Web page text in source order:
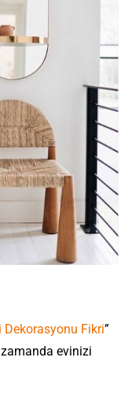
Dekorasyonu Fikri”
evinizi